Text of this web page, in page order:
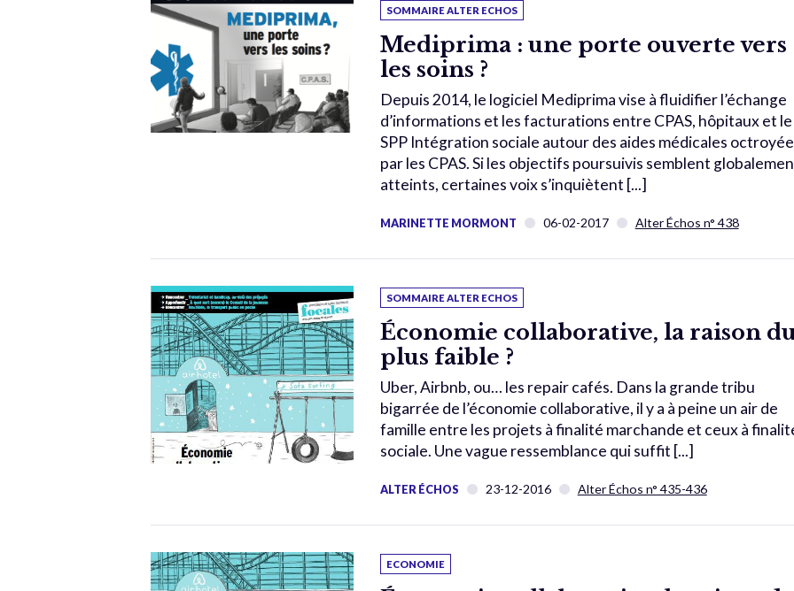
SOMMAIRE ALTER ECHOS
Mediprima : une porte ouverte vers
les soins ?
Depuis 2014, le logiciel Mediprima vise à fluidifier l’échange
d’informations et les facturations entre CPAS, hôpitaux et le
SPP Intégration sociale autour des aides médicales
par les CPAS. Si les objectifs poursuivis semblent
atteints, certaines voix s’inquiètent [...]
MARINETTE MORMONT 06-02-2017 Alter Échos n° 438
SOMMAIRE ALTER ECHOS
Économie collaborative, la raison
plus faible ?
Uber, Airbnb, ou… les repair cafés. Dans la grande tribu
bigarrée de l’économie collaborative, il y a à peine un air de
famille entre les projets à finalité marchande et ceux à
sociale. Une vague ressemblance qui suffit [...]
ALTER ÉCHOS 23-12-2016 Alter Échos n° 435-436
ECONOMIE